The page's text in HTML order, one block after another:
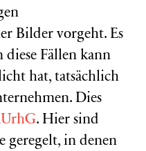
Bilder vorgeht. Es
Fällen kann
hat, tatsächlich
Dies
. Hier sind
geregelt, in denen